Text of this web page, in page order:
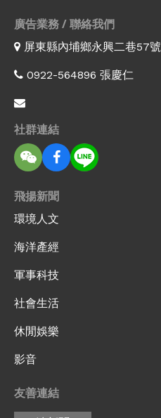
廣告業務 / 聯絡我們
屏東縣內埔鄉永興二巷57號
0922-564896 張慶仁
社群連結
飛揚新聞
環境人文
海洋產經
軍事科技
社會生活
休閒娛樂
影音
友善連結